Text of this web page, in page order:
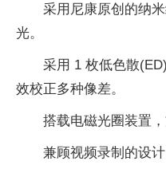
采用尼康原创的纳
光。
采用 1 枚低色散
效校正多种像差。
搭载电磁光圈装置，
兼顾视频录制的设